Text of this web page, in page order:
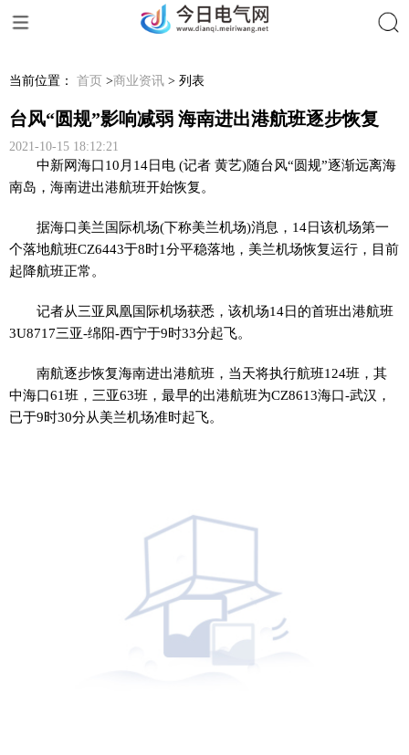
当前位置： 首页 >商业资讯 > 列表
台风“圆规”影响减弱 海南进出港航班逐步恢复
2021-10-15 18:12:21
中新网海口10月14日电 (记者 黄艺)随台风“圆规”逐渐远离海
南岛，海南进出港航班开始恢复。
据海口美兰国际机场(下称美兰机场)消息，14日该机场第一
个落地航班CZ6443于8时1分平稳落地，美兰机场恢复运行，目前
起降航班正常。
记者从三亚凤凰国际机场获悉，该机场14日的首班出港航班
3U8717三亚-绵阳-西宁于9时33分起飞。
南航逐步恢复海南进出港航班，当天将执行航班124班，其
中海口61班，三亚63班，最早的出港航班为CZ8613海口-武汉，
已于9时30分从美兰机场准时起飞。